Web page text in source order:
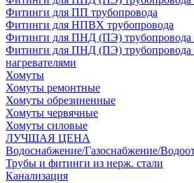
Фитинги для ПП трубопровода
Фитинги для НПВХ трубопровода
Фитинги для ПНД (ПЭ) трубопровода
Фитинги для ПНД (ПЭ) трубопровода
нагревателями
Хомуты
Хомуты ремонтные
Хомуты обрезиненные
Хомуты червячные
Хомуты силовые
ЛУЧШАЯ ЦЕНА
Водоснабжение/Газоснабжение/
Трубы и фитинги из нерж. стали
Канализация